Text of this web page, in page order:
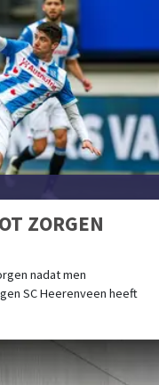
ZORGEN
nadat men
SC Heerenveen heeft